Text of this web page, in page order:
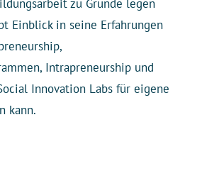
zu Grunde legen
Einblick in seine Erfahrungen
Intrapreneurship und
Innovation Labs für eigene
kann.